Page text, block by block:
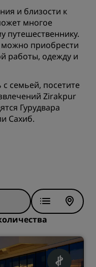
и близости к
многое
путешественнику.
можно приобрести
работы, одежду и
семьей, посетите
Zirakpur
Гурудвара
Сахиб.